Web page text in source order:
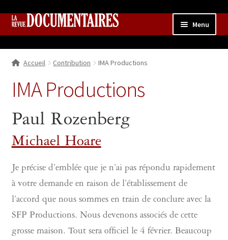
Aller
navigation
Aller
Menu
Qui sommes nous ?
Collection
enfant
Accueil Contribution IMA Productions
IMA Productions
Paul Rozenberg
Michael Hoare
Je précise d’emblée que je n’ai pas répondu rapidement
à votre demande en raison de l’établissement de
l’accord que nous sommes en train de conclure avec la
SFP Productions. Nous devenons associés de cette
grosse maison. Tout sera officiel le 4 février. Beaucoup